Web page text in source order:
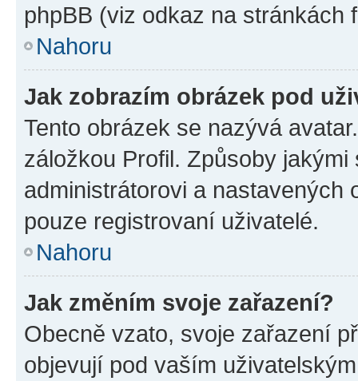
phpBB (viz odkaz na stránkách
Nahoru
Jak zobrazím obrázek pod
Tento obrázek se nazývá
záložkou Profil. Způsoby
administrátorovi a nastavených
pouze registrovaní uživatelé.
Nahoru
Jak změním svoje zařazení?
Obecně vzato, svoje zařazení
objevují pod vaším